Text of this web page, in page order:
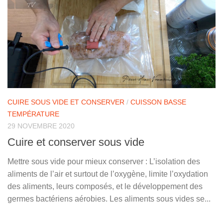
CUIRE SOUS VIDE ET CONSERVER / CUISSON BASSE
TEMPÉRATURE
29 NOVEMBRE 2020
Cuire et conserver sous vide
Mettre sous vide pour mieux conserver : L’isolation des
aliments de l’air et surtout de l’oxygène, limite l’oxydation
des aliments, leurs composés, et le développement des
germes bactériens aérobies. Les aliments sous vides se...